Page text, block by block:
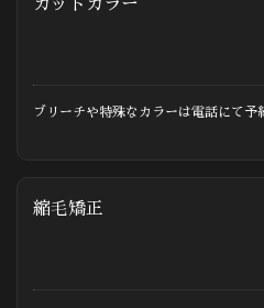
カットカラー
ブリーチや特殊なカラーは電話にて予
縮毛矯正